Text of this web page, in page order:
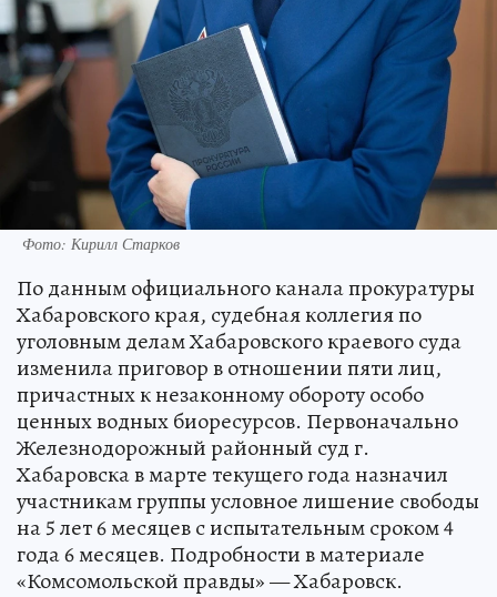
Фото: Кирилл Старков
По данным официального канала прокуратуры
Хабаровского края, судебная коллегия по
уголовным делам Хабаровского краевого суда
изменила приговор в отношении пяти лиц,
причастных к незаконному обороту особо
ценных водных биоресурсов. Первоначально
Железнодорожный районный суд г.
Хабаровска в марте текущего года назначил
участникам группы условное лишение свободы
на 5 лет 6 месяцев с испытательным сроком 4
года 6 месяцев. Подробности в материале
«Комсомольской правды» — Хабаровск.